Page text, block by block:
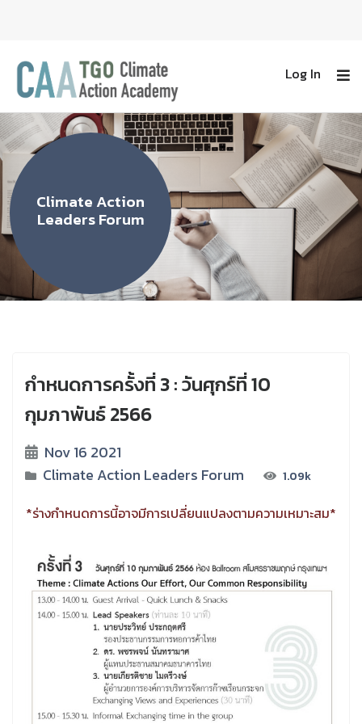
Log In
Climate Action
Leaders Forum
กำหนดการครั้งที่ 3 : วันศุกร์ที่ 10
กุมภาพันธ์ 2566
Nov 16 2021
Climate Action Leaders Forum
1.09k
*ร่างกำหนดการนี้อาจมีการเปลี่ยนแปลงตามความเหมาะสม*